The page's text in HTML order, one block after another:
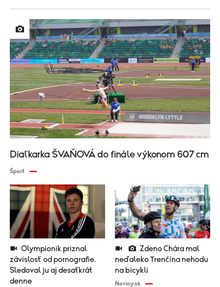
závislosť od pornografie.
Sledoval ju aj desaťkrát
denne
neďaleko Trenčína nehodu
na bicykli
Noviny.sk
Diaľkarka ŠVAŇOVÁ do finále výkonom 607 cm
Šport